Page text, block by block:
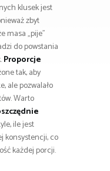
klusek jest
zbyt
masa „pije”
do powstania
Proporcje
tak, aby
ale pozwalało
Warto
ile jest
konsystencji, co
każdej porcji.